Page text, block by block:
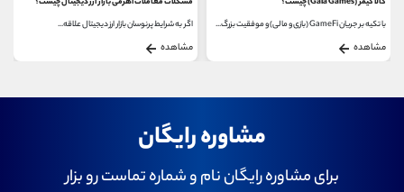
با تکیه بر جریان GameFi (بازی و مالی) و موفقیت بزرگ...
مشاهده
اگر به شرایط پرنوسان بازار ارز دیجیتال علاقه...
مشاهده
مشاوره رایگان
برای مشاوره رایگان نام و شماره تماست رو بزار